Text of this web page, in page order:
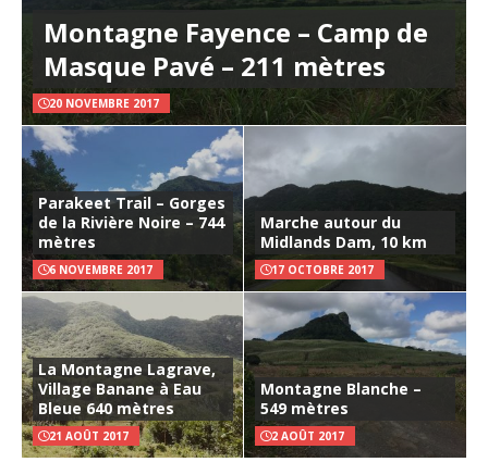
Montagne Fayence – Camp de
Masque Pavé – 211 mètres
20 NOVEMBRE 2017
Parakeet Trail – Gorges
de la Rivière Noire – 744
mètres
6 NOVEMBRE 2017
Marche autour du
Midlands Dam, 10 km
17 OCTOBRE 2017
La Montagne Lagrave,
Village Banane à Eau
Bleue 640 mètres
21 AOÛT 2017
Montagne Blanche –
549 mètres
2 AOÛT 2017